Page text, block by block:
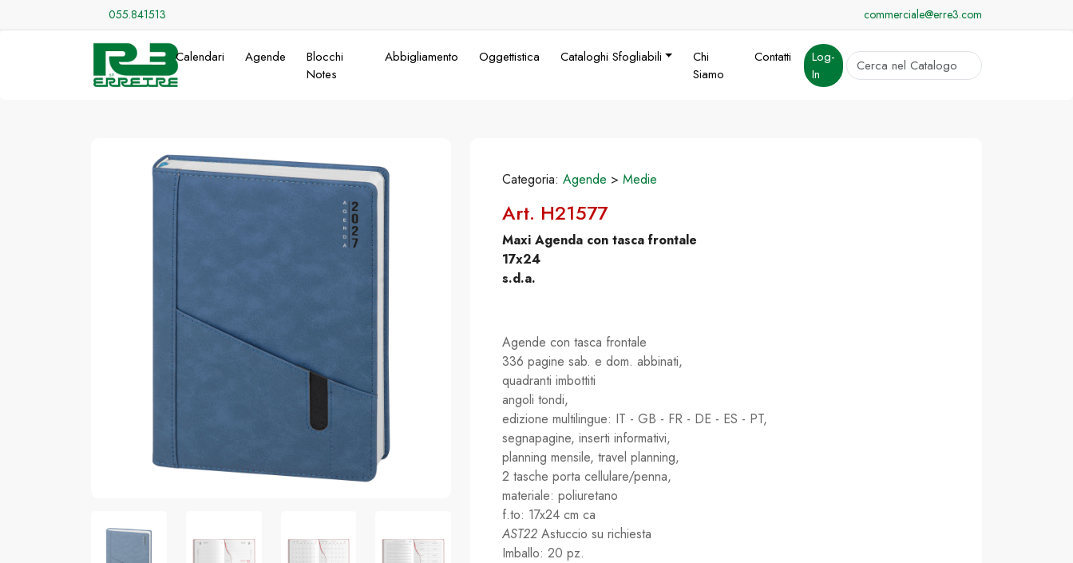
055.841513 commerciale@erre3.com
Calendari Agende
Blocchi
Notes
Abbigliamento Oggettistica Cataloghi Sfogliabili
Chi
Siamo
Contatti
Log-
In
cerca
Categoria: Agende > Medie
Art. H21577
Maxi Agenda con tasca frontale
17x24
s.d.a.
Agende con tasca frontale
336 pagine sab. e dom. abbinati,
quadranti imbottiti
angoli tondi,
edizione multilingue: IT - GB - FR - DE - ES - PT,
segnapagine, inserti informativi,
planning mensile, travel planning,
2 tasche porta cellulare/penna,
materiale: poliuretano
f.to: 17x24 cm ca
AST22 Astuccio su richiesta
Imballo: 20 pz.